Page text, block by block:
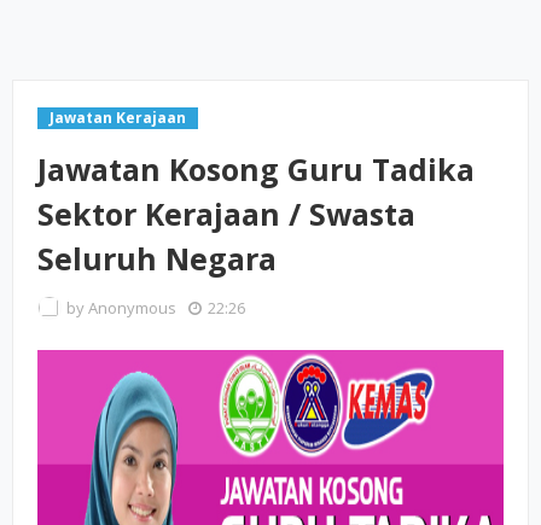
Jawatan Kerajaan
Jawatan Kosong Guru Tadika
Sektor Kerajaan / Swasta
Seluruh Negara
byAnonymous 22:26